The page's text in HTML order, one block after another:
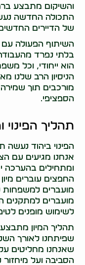
והשיקום מתבצע
התכולה החדשה
של הדיירים
השיתוף הפעולה עם
בלתי נפרד
הוא ייחודי, וכל
הניסיון הרב שלנו
מורכבים תוך
הספציפי.
תהליך הפינוי
הפינוי ביהוד
אנחנו מגיעים עם
ומתחילים בהערכה
החפצים עוברים
מועברים למשפחות
מועברים למתקנים
לשימוש מופנים
תהליך המיון
שפיתחנו לאורך
שאנחנו מחליטים
הסביבה ועל מיחזור